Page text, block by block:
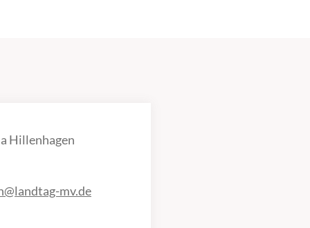
Hillenhagen
mv.de